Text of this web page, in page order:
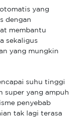
yang
dengan
membantu
sekaligus
yang mungkin
suhu tinggi
super yang ampuh
penyebab
tak lagi terasa